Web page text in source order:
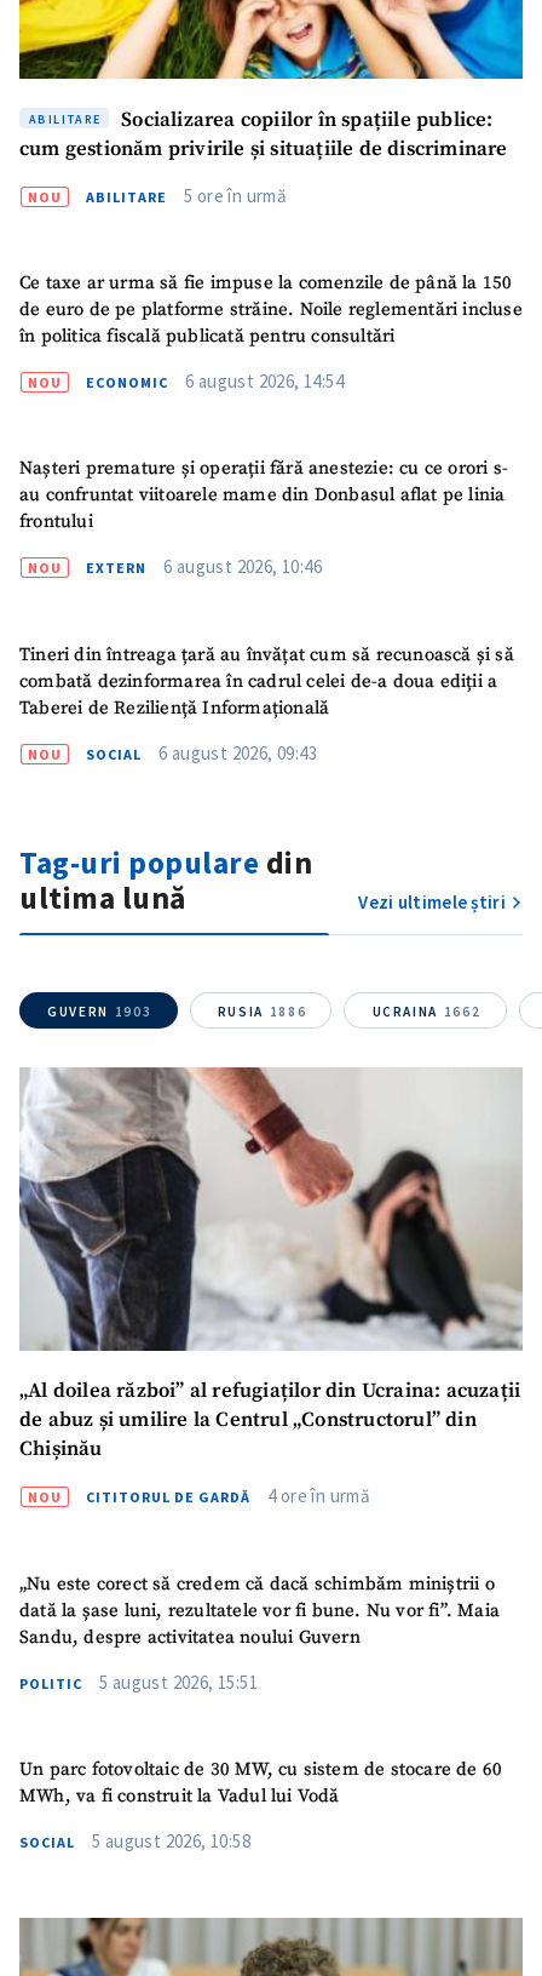
SUSȚINE
ABILITARE
Socializarea copiilor în spațiile publice:
cum gestionăm privirile și situațiile de discriminare
NOU ABILITARE 5 ore în urmă
Ce taxe ar urma să fie impuse la comenzile de până la 150
de euro de pe platforme străine. Noile reglementări incluse
în politica fiscală publicată pentru consultări
NOU ECONOMIC 6 august 2026, 14:54
Nașteri premature și operații fără anestezie: cu ce orori s-
au confruntat viitoarele mame din Donbasul aflat pe linia
frontului
NOU EXTERN 6 august 2026, 10:46
Tineri din întreaga țară au învățat cum să recunoască și să
combată dezinformarea în cadrul celei de-a doua ediții a
Taberei de Reziliență Informațională
NOU SOCIAL 6 august 2026, 09:43
Tag-uri populare din
ultima lună
Vezi ultimele știri
GUVERN 1903 RUSIA 1886 UCRAINA 1662
„Al doilea război” al refugiaților din Ucraina: acuzații
de abuz și umilire la Centrul „Constructorul” din
Chișinău
NOU CITITORUL DE GARDĂ 4 ore în urmă
„Nu este corect să credem că dacă schimbăm miniștrii o
dată la șase luni, rezultatele vor fi bune. Nu vor fi”. Maia
Sandu, despre activitatea noului Guvern
POLITIC 5 august 2026, 15:51
Un parc fotovoltaic de 30 MW, cu sistem de stocare de 60
MWh, va fi construit la Vadul lui Vodă
SOCIAL 5 august 2026, 10:58
Fotografie
+ Încarcă imagine
Link media
+ Link media
CONTACT SURSĂ
Email+ Emailul meu
confidențialitate.
TRIMITE ȘTIREA